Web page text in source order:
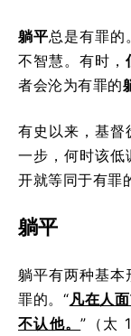
躺平总是有罪的
不智慧。有时，
者会沦为有罪的
有史以来，基督
一步，何时该低
开就等同于有罪
躺平
躺平有两种基本
罪的。“凡在人
不认他。”（太